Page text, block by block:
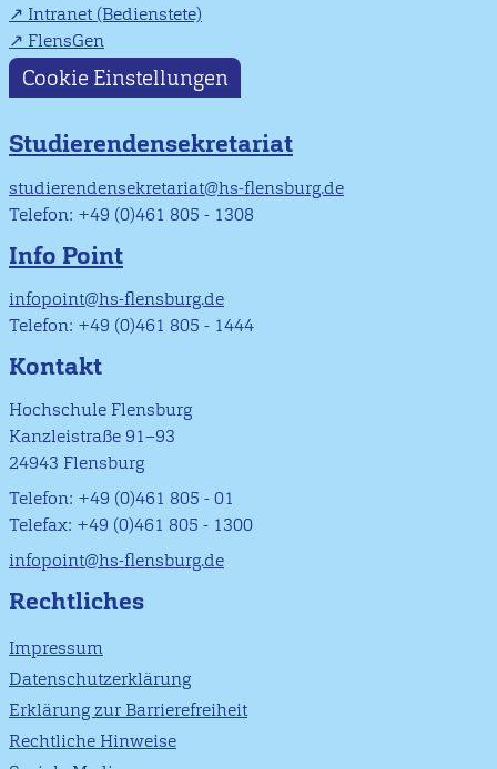
Intranet (Bedienstete)
FlensGen
Cookie Einstellungen
Studierendensekretariat
studierendensekretariat@hs-flensburg.de
Telefon: +49 (0)461 805 - 1308
Info Point
infopoint@hs-flensburg.de
Telefon: +49 (0)461 805 - 1444
Kontakt
Hochschule Flensburg
Kanzleistraße 91–93
24943 Flensburg
Telefon: +49 (0)461 805 - 01
Telefax: +49 (0)461 805 - 1300
infopoint@hs-flensburg.de
Rechtliches
Impressum
Datenschutzerklärung
Erklärung zur Barrierefreiheit
Rechtliche Hinweise